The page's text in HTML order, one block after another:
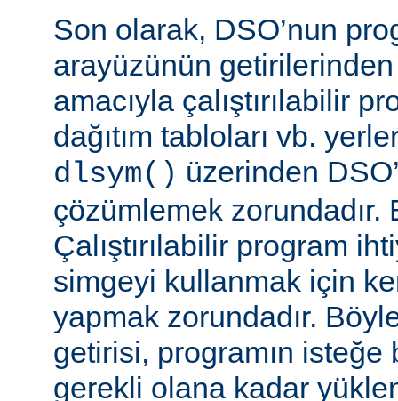
Son olarak, DSO’nun
arayüzünün
amacıyla çalıştırılabilir
dağıtım tabloları vb.
dlsym() üzerinden
çözümlemek
Çalıştırılabilir program
simgeyi kullanmak için
yapmak zorundadır.
getirisi, programın isteğe
gerekli olana kadar